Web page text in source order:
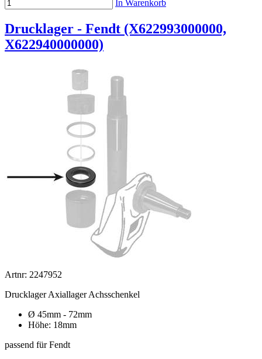
In Warenkorb
Drucklager - Fendt (X622993000000,
X622940000000)
Artnr: 2247952
Drucklager Axiallager Achsschenkel
Ø 45mm - 72mm
Höhe: 18mm
passend für Fendt